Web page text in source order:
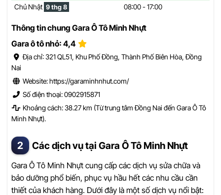
Chủ Nhật 9 thg 8 08:00 - 17:00
Thông tin chung Gara Ô Tô Minh Nhựt
Gara ô tô nhỏ: 4,4
Địa chỉ: 321 QL51, Khu Phố Đồng, Thành Phố Biên Hòa, Đồng
Nai
Website: https://garaminhnhut.com/
Số điện thoại: 0902915871
Khoảng cách: 38.27 km (Từ trung tâm Đồng Nai đến Gara Ô Tô
Minh Nhựt).
Các dịch vụ tại Gara Ô Tô Minh Nhựt
Gara Ô Tô Minh Nhựt cung cấp các dịch vụ sửa chữa và
bảo dưỡng phổ biến, phục vụ hầu hết các nhu cầu cần
thiết của khách hàng. Dưới đây là một số dịch vụ nổi bật: